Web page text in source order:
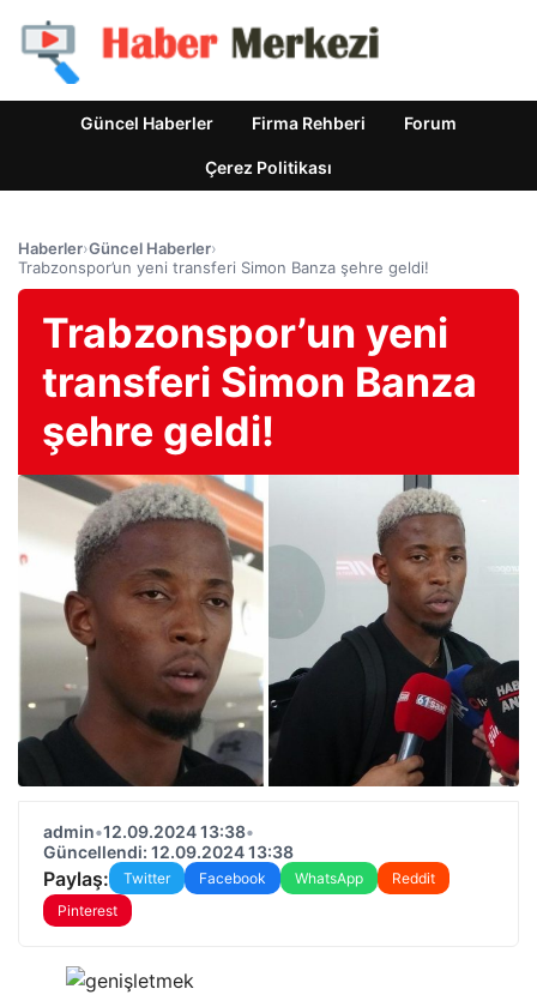
Güncel Haberler Firma Rehberi Forum
Çerez Politikası
Haberler›Güncel Haberler›
Trabzonspor’un yeni transferi Simon Banza şehre geldi!
Trabzonspor’un yeni
transferi Simon Banza
şehre geldi!
admin•12.09.2024 13:38•
Güncellendi: 12.09.2024 13:38
Paylaş: Twitter Facebook WhatsApp
Reddit
Pinterest